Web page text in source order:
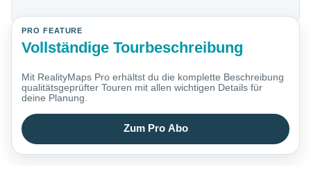
PRO FEATURE
Vollständige Tourbeschreibung
Mit RealityMaps Pro erhältst du die komplette Beschreibung
qualitätsgeprüfter Touren mit allen wichtigen Details für
deine Planung.
Zum Pro Abo